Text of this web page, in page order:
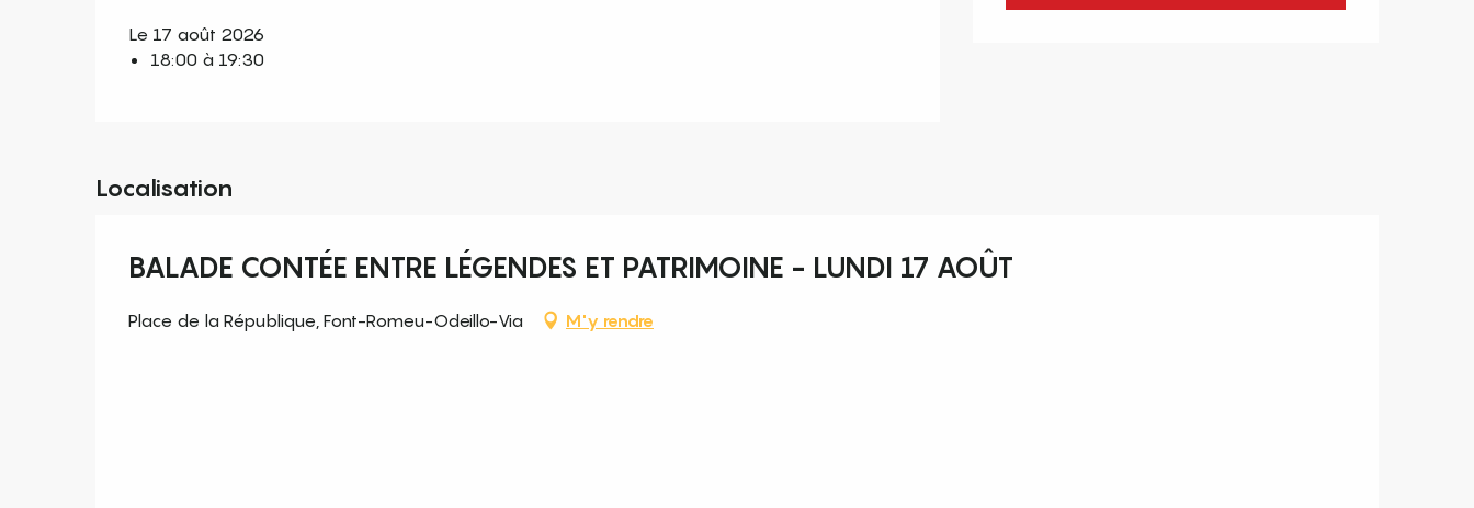
Le 17 août 2026
18:00 à 19:30
Localisation
BALADE CONTÉE ENTRE LÉGENDES ET PATRIMOINE - LUNDI 17 AOÛT
Place de la République, Font-Romeu-Odeillo-Via M'y rendre